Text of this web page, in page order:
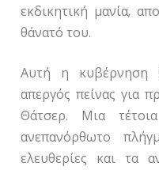
εκδικητική μανία,
θάνατό του.
Αυτή η κυβέρνηση
απεργός πείνας για
Θάτσερ. Μια
ανεπανόρθωτο
ελευθερίες και τα